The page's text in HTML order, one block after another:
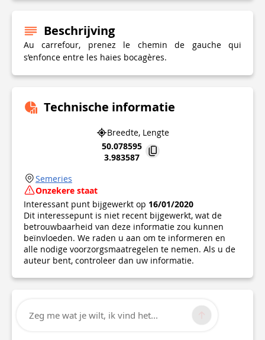
Beschrijving
Au carrefour, prenez le chemin de gauche qui
s’enfonce entre les haies bocagères.
Technische informatie
Breedte, Lengte
50.078595
3.983587
Semeries
Onzekere staat
Interessant punt bijgewerkt op 16/01/2020
Dit interessepunt is niet recent bijgewerkt, wat de
betrouwbaarheid van deze informatie zou kunnen
beïnvloeden. We raden u aan om te informeren en
alle nodige voorzorgsmaatregelen te nemen. Als u de
auteur bent, controleer dan uw informatie.
Zeg me wat je wilt, ik vind het...